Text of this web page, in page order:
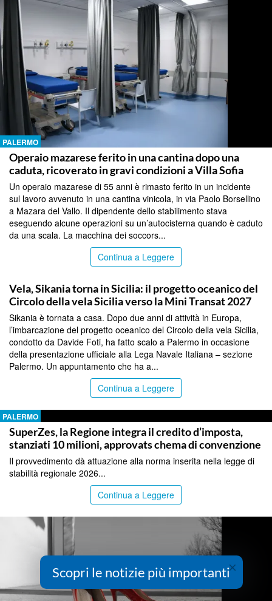
PALERMO
Operaio mazarese ferito in una cantina dopo una
caduta, ricoverato in gravi condizioni a Villa Sofia
Un operaio mazarese di 55 anni è rimasto ferito in un incidente
sul lavoro avvenuto in una cantina vinicola, in via Paolo Borsellino
a Mazara del Vallo. Il dipendente dello stabilimento stava
eseguendo alcune operazioni su un’autocisterna quando è caduto
da una scala. La macchina dei soccors...
Continua a Leggere
Vela, Sikania torna in Sicilia: il progetto oceanico del
Circolo della vela Sicilia verso la Mini Transat 2027
Sikania è tornata a casa. Dopo due anni di attività in Europa,
l’imbarcazione del progetto oceanico del Circolo della vela Sicilia,
condotto da Davide Foti, ha fatto scalo a Palermo in occasione
della presentazione ufficiale alla Lega Navale Italiana – sezione
Palermo. Un appuntamento che ha a...
Continua a Leggere
PALERMO
SuperZes, la Regione integra il credito d’imposta,
stanziati 10 milioni, approvats chema di convenzione
Il provvedimento dà attuazione alla norma inserita nella legge di
stabilità regionale 2026...
Continua a Leggere
×
Scopri le notizie più importanti